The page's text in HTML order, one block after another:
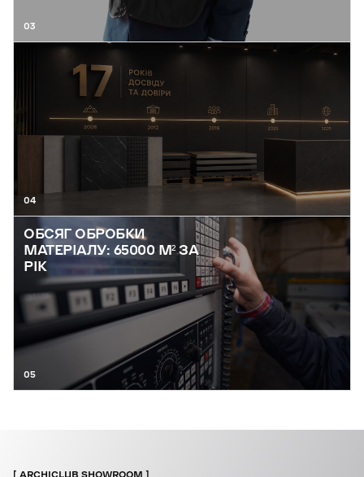
03
04
ОБСЯГ ОБРОБКИ
МАТЕРІАЛУ: 65000 М² ЗА
РІК
05